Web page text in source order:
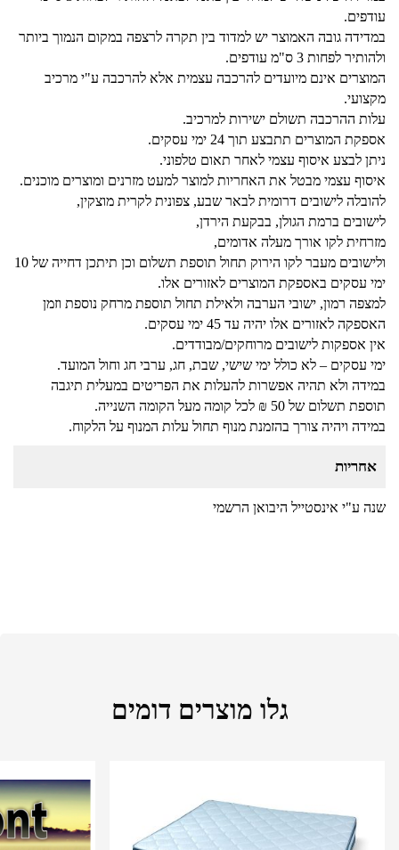
עודפים.
במדידה גובה האמוצר יש למדוד בין תקרה לרצפה במקום הנמוך ביותר
ולהותיר לפחות 3 ס"מ עודפים.
המוצרים אינם מיועדים להרכבה עצמית אלא להרכבה ע"י מרכיב
מקצועי.
עלות ההרכבה תשולם ישירות למרכיב.
אספקת המוצרים תתבצע תוך 24 ימי עסקים.
ניתן לבצע איסוף עצמי לאחר תאום טלפוני.
איסוף עצמי מבטל את האחריות למוצר למעט מזרנים ומוצרים מוכנים.
להובלה לישובים דרומית לבאר שבע, צפונית לקרית מוצקין,
לישובים ברמת הגולן, בבקעת הירדן,
מזרחית לקו אורך מעלה אדומים,
ולישובים מעבר לקו הירוק תחול תוספת תשלום וכן תיתכן דחייה של 10
ימי עסקים באספקת המוצרים לאזורים אלו.
למצפה רמון, ישובי הערבה ולאילת תחול תוספת מרחק נוספת וזמן
האספקה לאזורים אלו יהיה עד 45 ימי עסקים.
אין אספקות לישובים מרוחקים/מבודדים.
ימי עסקים – לא כולל ימי שישי, שבת, חג, ערבי חג וחול המועד.
במידה ולא תהיה אפשרות להעלות את הפריטים במעלית תיגבה
תוספת תשלום של 50 ₪ לכל קומה מעל הקומה השנייה.
במידה ויהיה צורך בהזמנת מנוף תחול עלות המנוף על הלקוח.
אחריות
שנה ע"י אינסטייל היבואן הרשמי
גלו מוצרים דומים